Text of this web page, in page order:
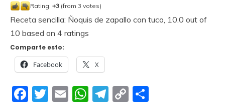
Rating: +3 (from 3 votes)
Receta sencilla: Ñoquis de zapallo con tuco 10.0 out of
10 based on 4 ratings
Comparte esto:
Facebook X
Facebook
Twitter
EmailWhatsApp
Telegram
Copy